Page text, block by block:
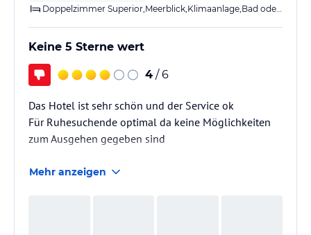
Doppelzimmer Superior,Meerblick,Klimaanlage,Bad oder Dusche,Balkon o. Terrasse
Keine 5 Sterne wert
4 / 6
Das Hotel ist sehr schön und der Service ok
Für Ruhesuchende optimal da keine Möglichkeiten
zum Ausgehen gegeben sind
Mehr anzeigen